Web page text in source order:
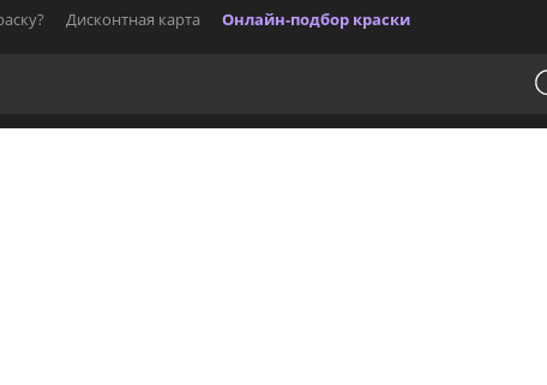
Дисконтная карта Онлайн-подбор краски